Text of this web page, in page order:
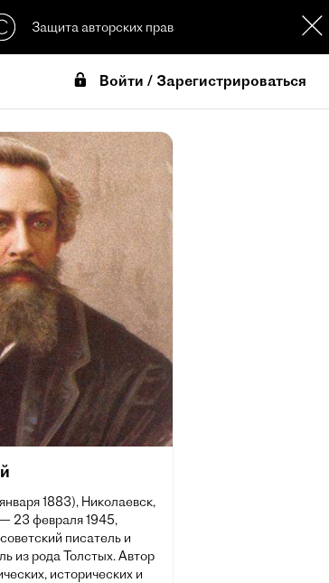
Защита авторских прав
Войти / Зарегистрироваться
1883), Николаевск,
23 февраля 1945,
писатель и
из рода Толстых. Автор
исторических и